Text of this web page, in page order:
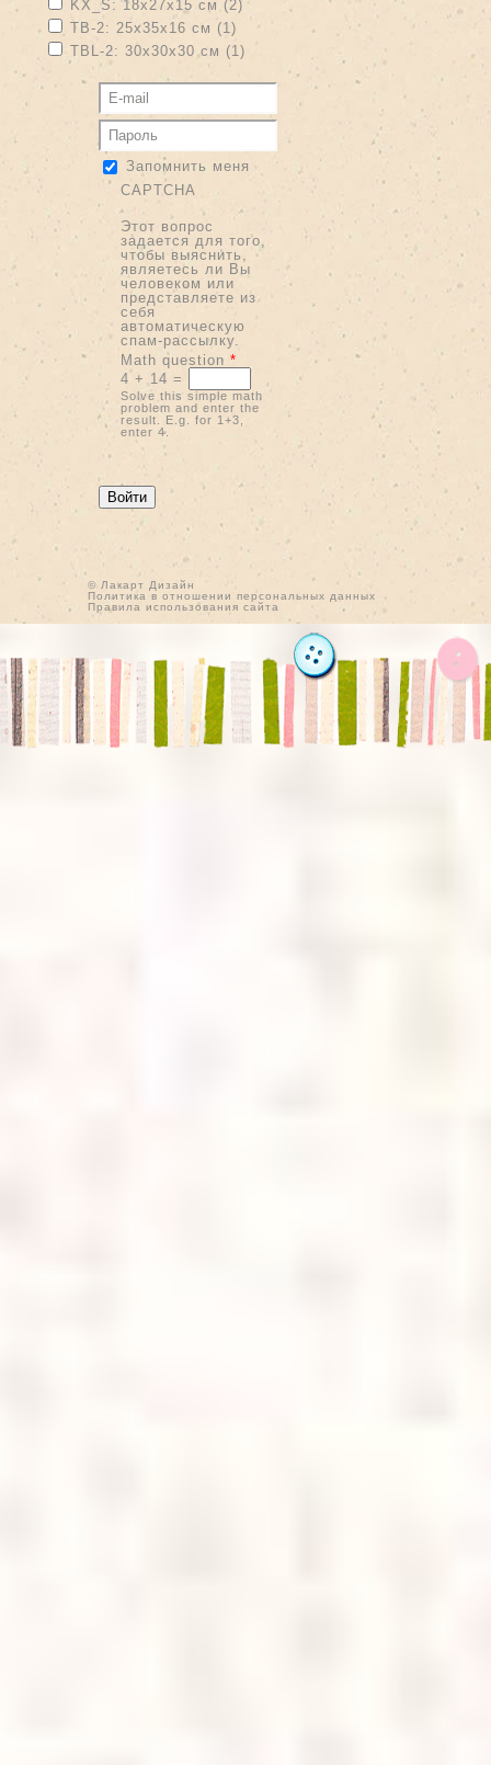
KX_S: 18х27х15 см (2)
Apply TB-2: 25х35х16 см filter
TB-2: 25х35х16 см (1) Apply TB-2: 25х35х16 см filter
Apply TBL-2: 30х30х30 см filter
TBL-2: 30х30х30 см (1)
Запомнить меня
CAPTCHA
Этот вопрос
задается для того,
чтобы выяснить,
являетесь ли Вы
человеком или
представляете из
себя
автоматическую
спам-рассылку.
Math question *
4 + 14 =
Solve this simple math
problem and enter the
result. E.g. for 1+3,
enter 4.
© Лакарт Дизайн
Политика в отношении персональных данных
Правила использования сайта